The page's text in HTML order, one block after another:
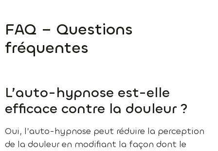
FAQ – Questions
fréquentes
L’auto-hypnose est-elle
efficace contre la douleur ?
Oui, l’auto-hypnose peut réduire la perception
de la douleur en modifiant la façon dont le